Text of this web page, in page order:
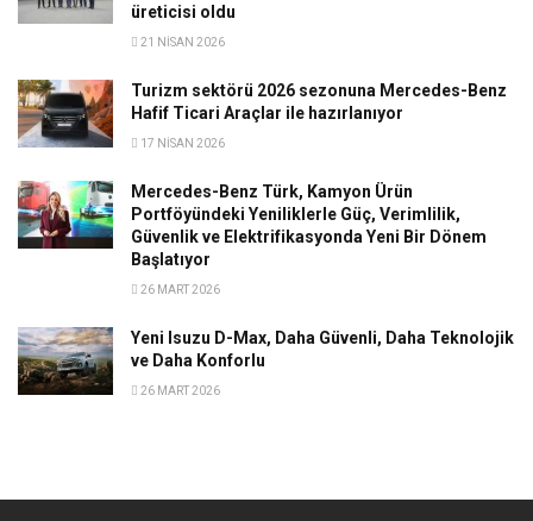
üreticisi oldu
21 NISAN 2026
Turizm sektörü 2026 sezonuna Mercedes-Benz
Hafif Ticari Araçlar ile hazırlanıyor
17 NISAN 2026
Mercedes-Benz Türk, Kamyon Ürün
Portföyündeki Yeniliklerle Güç, Verimlilik,
Güvenlik ve Elektrifikasyonda Yeni Bir Dönem
Başlatıyor
26 MART 2026
Yeni Isuzu D-Max, Daha Güvenli, Daha Teknolojik
ve Daha Konforlu
26 MART 2026